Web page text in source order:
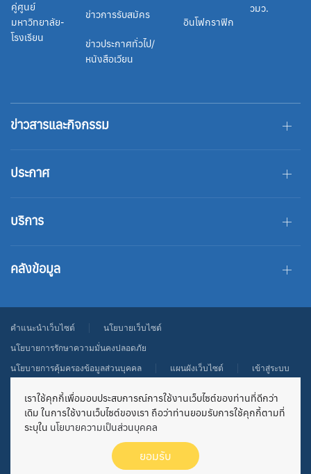
คู่ศูนย์
มหาวิทยาลัย-
โรงเรียน
ข่าวการรับสมัคร
ข่าวประกาศทั่วไป/
หนังสือเวียน
อินโฟกราฟิก
วมว.
ข่าวสารและกิจกรรม
ประกาศ
บริการ
คลังข้อมูล
คำแนะนำเว็บไซต์
นโยบายเว็บไซต์
นโยบายการรักษาความมั่นคงปลอดภัย
นโยบายการคุ้มครองข้อมูลส่วนบุคคล
แผนผังเว็บไซต์ เข้าสู่ระบบ
เว็บไซต์นี้ เป็นเว็บไซต์หน่วยงานของรัฐในสังกัดสำนักงานปลัดกระทรวงการ
อุดมศึกษา วิทยาศาสตร์ วิจัยและนวัตกรรม จัดตั้งขึ้นเพื่อมุ่งมั่นพัฒนาคุณภาพการ
บริหารจัดการ สป.อว. เพื่อเข้าสู่มาตรฐานการบริหารจัดการภาครัฐ ไม่ได้มี
วัตถุประสงค์เพื่อแสวงหากำไร หากท่านพบว่ามีข้อมูลใดๆ ที่ละเมิดทรัพย์สินทาง
ปัญญาปรากฏอยู่ในเว็บไซต์ของสำนักงานปลัดกระทรวง โปรดแจ้งให้ทราบเพื่อ
เราใช้คุกกี้เพื่อมอบประสบการณ์การใช้งานเว็บไซต์ของท่านที่ดีกว่า
เดิม ในการใช้งานเว็บไซต์ของเรา ถือว่าท่านยอมรับการใช้คุกกี้ตามที่
ระบุใน นโยบายความเป็นส่วนบุคคล
ยอมรับ